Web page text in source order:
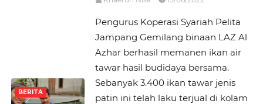
BERITA
Pengurus Koperasi Syariah Pelita
Jampang Gemilang binaan LAZ Al
Azhar berhasil memanen ikan air
tawar hasil budidaya bersama.
Sebanyak 3.400 ikan tawar jenis
patin ini telah laku terjual di kolam